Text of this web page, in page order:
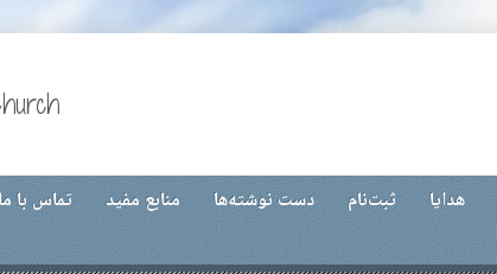
هدایا ثبت‌نام دست نوشته‌ها منابع مفید تماس با